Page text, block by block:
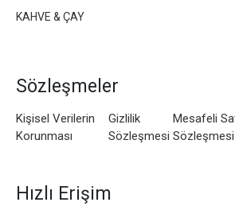
KAHVE & ÇAY
Sözleşmeler
Kişisel Verilerin
Korunması
Gizlilik
Sözleşmesi
Mesafeli
Sözleşmesi
Hızlı Erişim